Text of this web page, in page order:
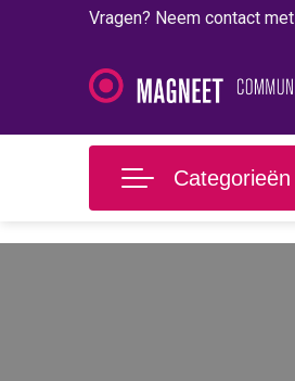
Vragen? Neem contact
Categorieën